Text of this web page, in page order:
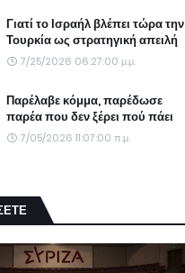
Γιατί το Ισραήλ βλέπει τώρα την
Τουρκία ως στρατηγική απειλή
7/25/2026 06:27:00 μ.μ.
Παρέλαβε κόμμα, παρέδωσε
παρέα που δεν ξέρει πού πάει
7/05/2026 11:07:00 π.μ.